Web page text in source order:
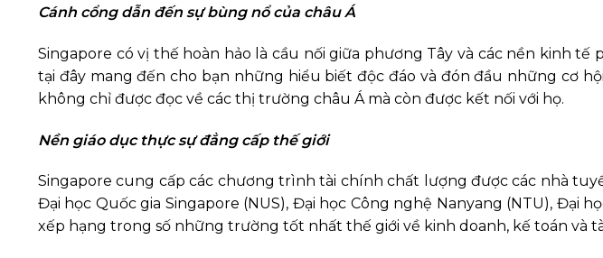
Cánh cổng dẫn đến sự bùng nổ của châu Á
Singapore có vị thế hoàn hảo là cầu nối giữa phương Tây và các nền kinh
tại đây mang đến cho bạn những hiểu biết độc đáo và đón đầu những cơ
không chỉ được đọc về các thị trường châu Á mà còn được kết nối với họ.
Nền giáo dục thực sự đẳng cấp thế giới
Singapore cung cấp các chương trình tài chính chất lượng được các nhà
Đại học Quốc gia Singapore (NUS), Đại học Công nghệ Nanyang (NTU), Đại
xếp hạng trong số những trường tốt nhất thế giới về kinh doanh, kế toán và